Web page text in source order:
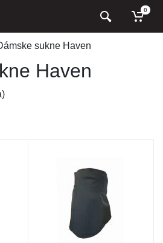
0
sukne Haven
Haven